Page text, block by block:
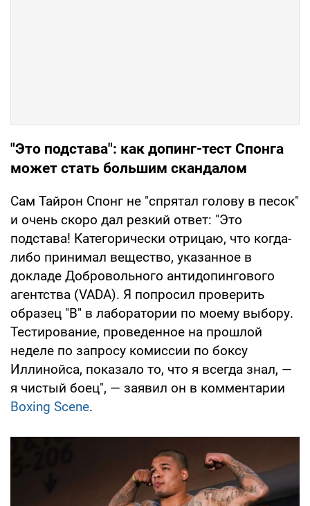
"Это подстава": как допинг-тест Спонга
может стать большим скандалом
Сам Тайрон Спонг не "спрятал голову в песок"
и очень скоро дал резкий ответ: "Это
подстава! Категорически отрицаю, что когда-
либо принимал вещество, указанное в
докладе Добровольного антидопингового
агентства (VADA). Я попросил проверить
образец "B" в лаборатории по моему выбору.
Тестирование, проведенное на прошлой
неделе по запросу комиссии по боксу
Иллинойса, показало то, что я всегда знал, —
я чистый боец", — заявил он в комментарии
Boxing Scene.